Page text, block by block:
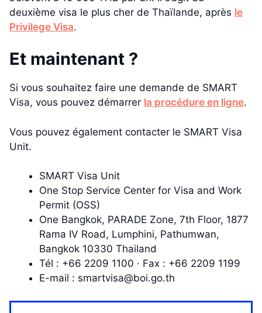
deuxième visa le plus cher de Thaïlande, après le
Privilege Visa.
Et maintenant ?
Si vous souhaitez faire une demande de SMART
Visa, vous pouvez démarrer la procédure en ligne.
Vous pouvez également contacter le SMART Visa
Unit.
SMART Visa Unit
One Stop Service Center for Visa and Work
Permit (OSS)
One Bangkok, PARADE Zone, 7th Floor, 1877
Rama IV Road, Lumphini, Pathumwan,
Bangkok 10330 Thailand
Tél : +66 2209 1100 · Fax : +66 2209 1199
E-mail : smartvisa@boi.go.th